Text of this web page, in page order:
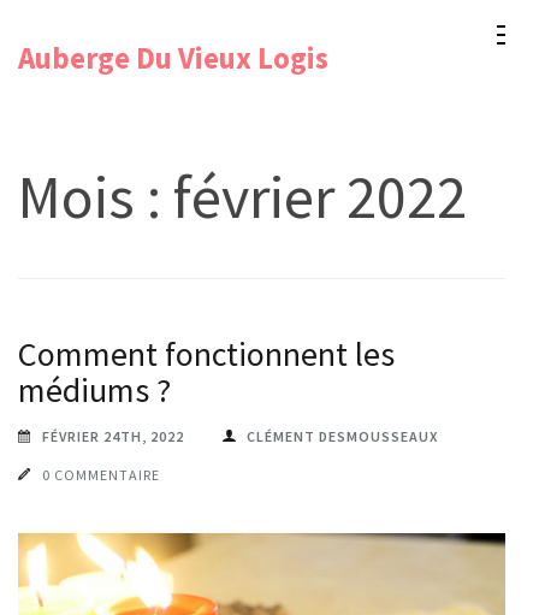
Auberge Du Vieux Logis
Mois : février 2022
Comment fonctionnent les
médiums ?
FÉVRIER 24TH, 2022 CLÉMENT DESMOUSSEAUX
0 COMMENTAIRE